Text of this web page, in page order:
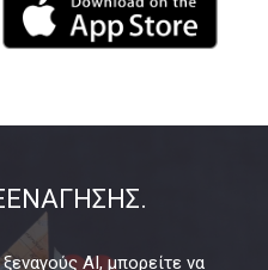
AI, μπορείτε να